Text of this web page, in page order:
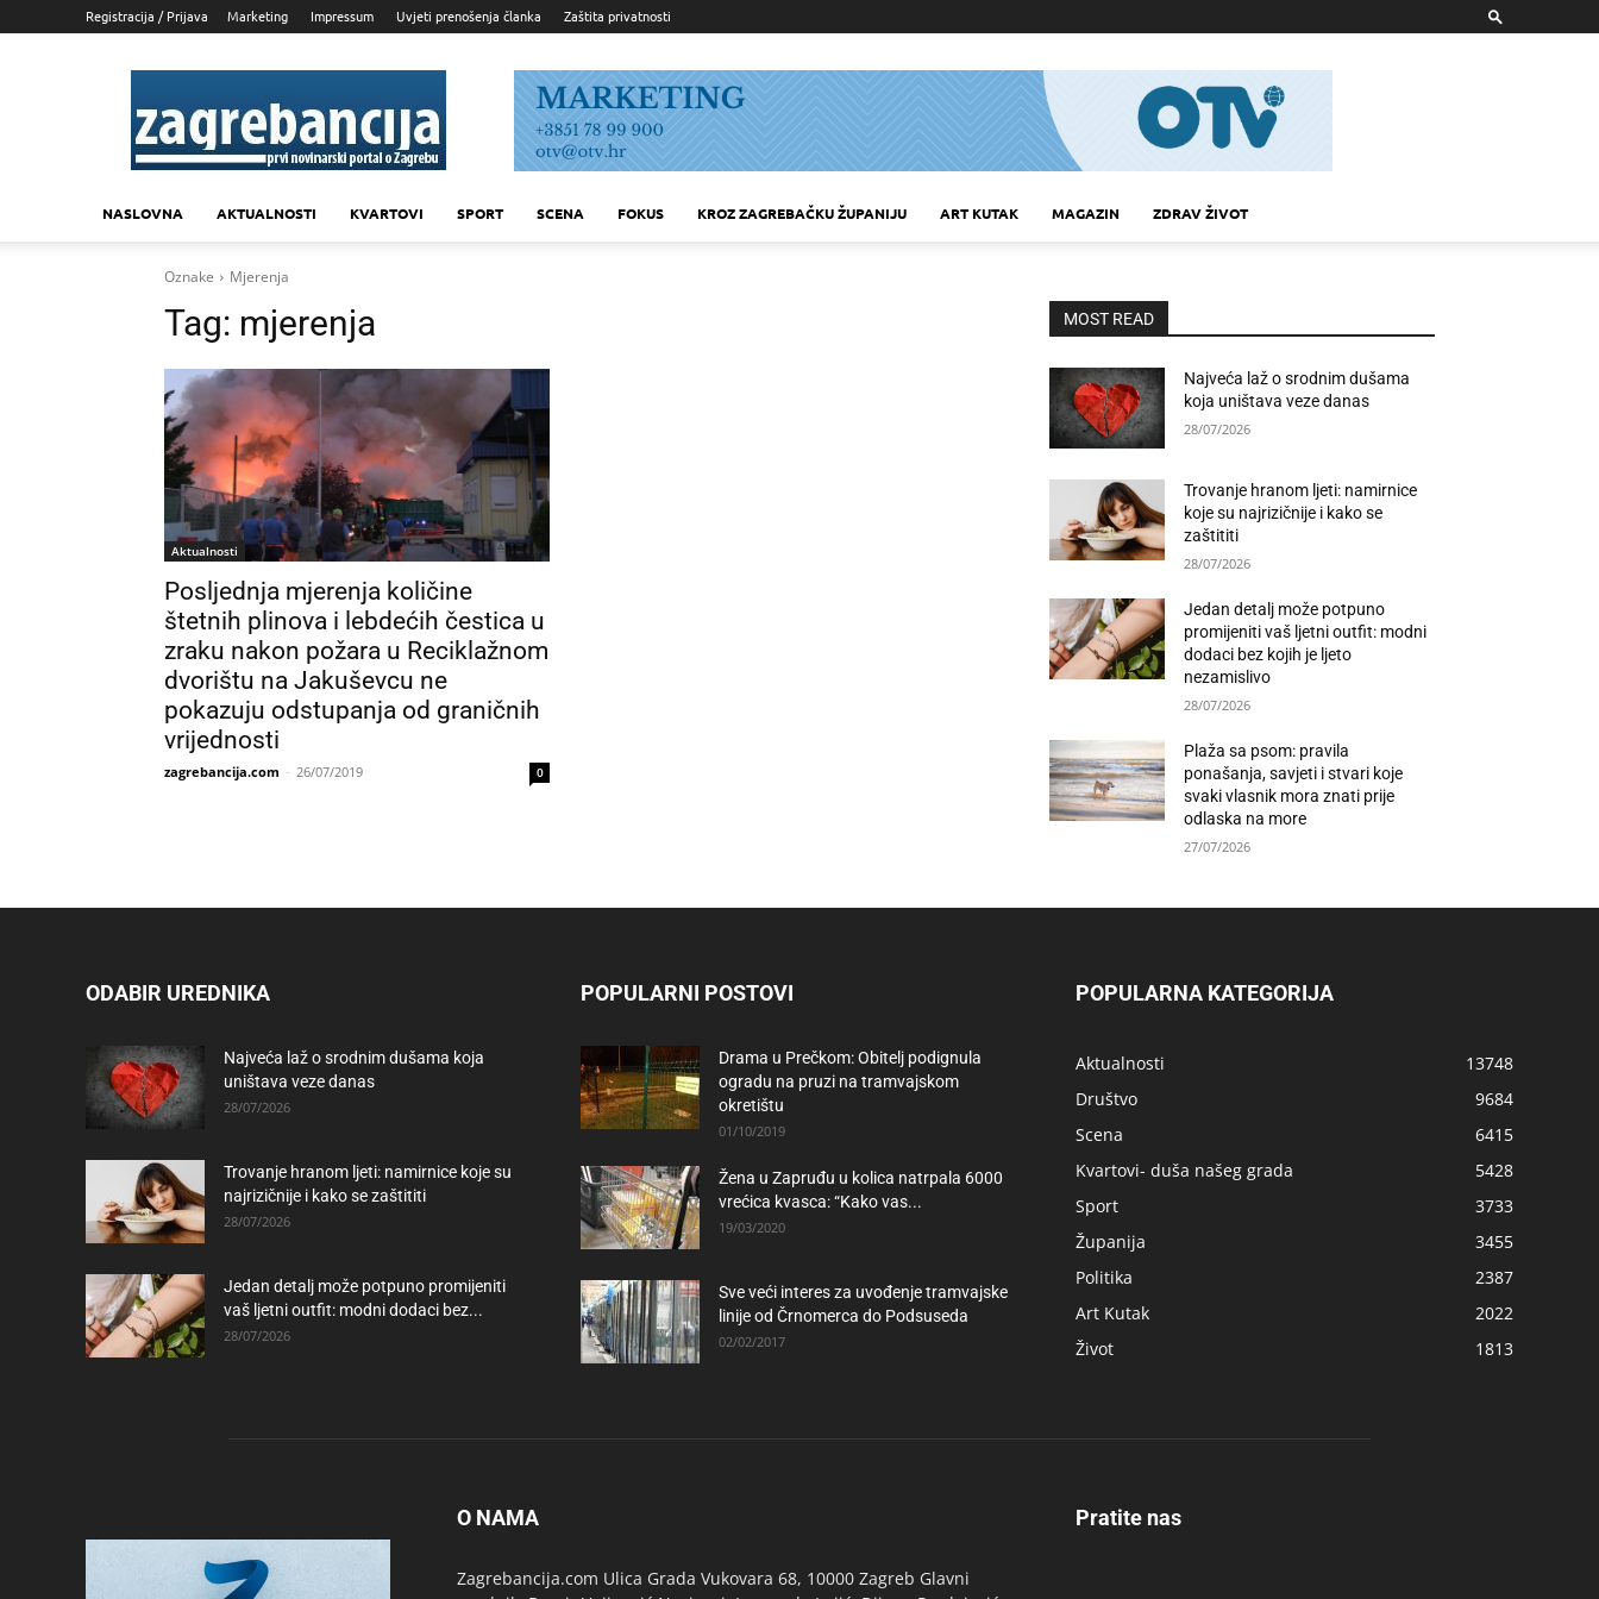
Registracija / Prijava Marketing Impressum Uvjeti prenošenja članka Zaštita privatnosti
Zagrebancija
NASLOVNA AKTUALNOSTI KVARTOVI SPORT SCENA FOKUS KROZ ZAGREBAČKU ŽUPANIJU ART KUTAK MAGAZIN ZDRAV ŽIVOT
Oznake Mjerenja
Tag: mjerenja
Aktualnosti
Posljednja mjerenja količine
štetnih plinova i lebdećih čestica u
zraku nakon požara u Reciklažnom
dvorištu na Jakuševcu ne
pokazuju odstupanja od graničnih
vrijednosti
zagrebancija.com - 26/07/2019 0
MOST READ
Najveća laž o srodnim dušama
koja uništava veze danas
28/07/2026
Trovanje hranom ljeti: namirnice
koje su najrizičnije i kako se
zaštititi
28/07/2026
Jedan detalj može potpuno
promijeniti vaš ljetni outfit: modni
dodaci bez kojih je ljeto
nezamislivo
28/07/2026
Plaža sa psom: pravila
ponašanja, savjeti i stvari koje
svaki vlasnik mora znati prije
odlaska na more
27/07/2026
ODABIR UREDNIKA
Najveća laž o srodnim dušama koja
uništava veze danas
28/07/2026
Trovanje hranom ljeti: namirnice koje su
najrizičnije i kako se zaštititi
28/07/2026
Jedan detalj može potpuno promijeniti
vaš ljetni outfit: modni dodaci bez...
28/07/2026
POPULARNI POSTOVI
Drama u Prečkom: Obitelj podignula
ogradu na pruzi na tramvajskom
okretištu
01/10/2019
Žena u Zapruđu u kolica natrpala 6000
vrećica kvasca: “Kako vas...
19/03/2020
Sve veći interes za uvođenje tramvajske
linije od Črnomerca do Podsuseda
02/02/2017
POPULARNA KATEGORIJA
Aktualnosti
13748
Društvo
9684
Scena
6415
Kvartovi- duša našeg grada
5428
Sport
3733
Županija
3455
Politika
2387
Art Kutak
2022
Život
1813
O NAMA
Zagrebancija.com Ulica Grada Vukovara 68, 10000 Zagreb Glavni
Pratite nas